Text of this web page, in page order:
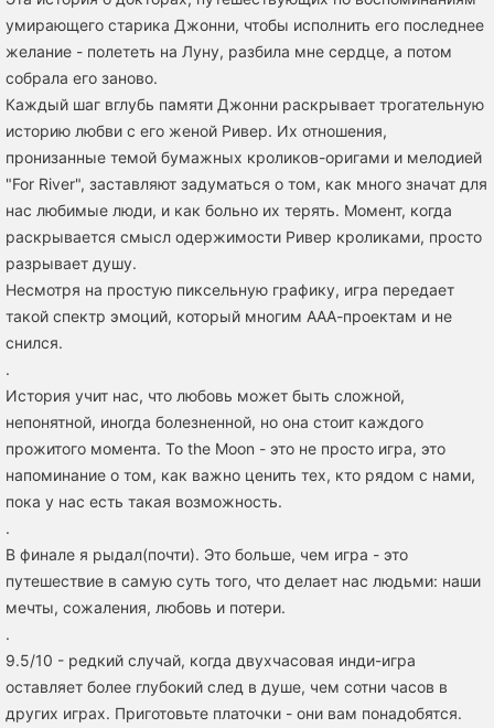
умирающего старика Джонни, чтобы исполнить его последнее
желание - полететь на Луну, разбила мне сердце, а потом
собрала его заново.
Каждый шаг вглубь памяти Джонни раскрывает трогательную
историю любви с его женой Ривер. Их отношения,
пронизанные темой бумажных кроликов-оригами и мелодией
"For River", заставляют задуматься о том, как много значат для
нас любимые люди, и как больно их терять. Момент, когда
раскрывается смысл одержимости Ривер кроликами, просто
разрывает душу.
Несмотря на простую пиксельную графику, игра передает
такой спектр эмоций, который многим ААА-проектам и не
снился.
.
История учит нас, что любовь может быть сложной,
непонятной, иногда болезненной, но она стоит каждого
прожитого момента. To the Moon - это не просто игра, это
напоминание о том, как важно ценить тех, кто рядом с нами,
пока у нас есть такая возможность.
.
В финале я рыдал(почти). Это больше, чем игра - это
путешествие в самую суть того, что делает нас людьми: наши
мечты, сожаления, любовь и потери.
.
9.5/10 - редкий случай, когда двухчасовая инди-игра
оставляет более глубокий след в душе, чем сотни часов в
других играх. Приготовьте платочки - они вам понадобятся.